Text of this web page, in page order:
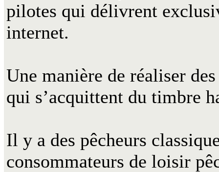
pilotes qui délivrent
internet.
Une manière de réaliser
qui s’acquittent du timbre
Il y a des pêcheurs
consommateurs de loisir